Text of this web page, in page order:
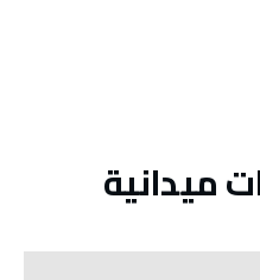
ميدانية